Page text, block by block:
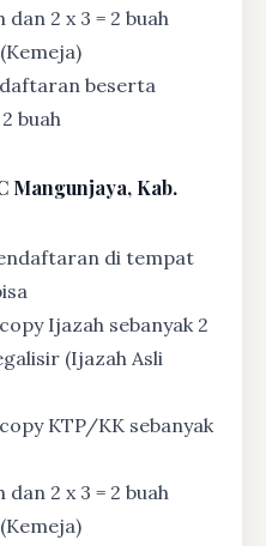
dan 2 x 3 = 2 buah
beserta
buah
Mangunjaya, Kab.
di tempat
Ijazah sebanyak 2
(Ijazah Asli
KTP/KK sebanyak
dan 2 x 3 = 2 buah